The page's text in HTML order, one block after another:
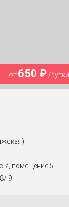
от 650 ₽/сутки
7, помещение 5
9